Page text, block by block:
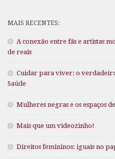
MAIS RECENTES:
A conexão entre fãs e artistas
de reais
Cuidar para viver: o
Saúde
Mulheres negras e os espaços
Mais que um videozinho!
Direitos femininos: iguais no